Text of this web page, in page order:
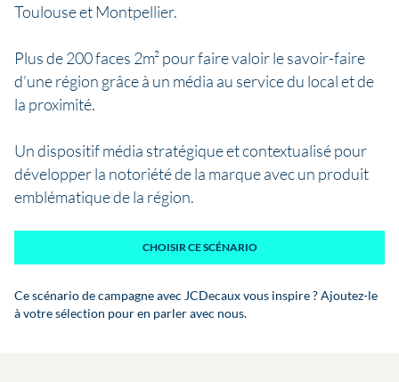
Toulouse et Montpellier.
Plus de 200 faces 2m² pour faire valoir le savoir-faire
d’une région grâce à un média au service du local et de
la proximité.
Un dispositif média stratégique et contextualisé pour
développer la notoriété de la marque avec un produit
emblématique de la région.
CHOISIR CE SCÉNARIO
Ce scénario de campagne avec JCDecaux vous inspire ? Ajoutez-le
à votre sélection pour en parler avec nous.